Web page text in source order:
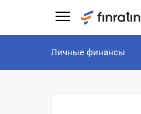
Личные финансы